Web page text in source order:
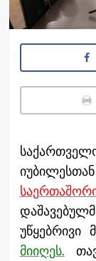
უწყებრივი
მიიღეს.